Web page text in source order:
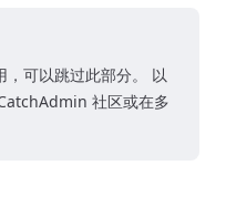
，可以跳过此部分。 以
社区或在多